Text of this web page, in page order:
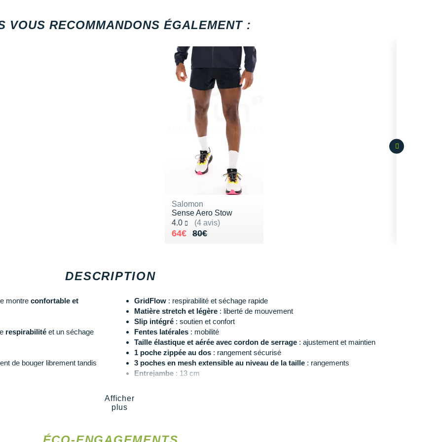
DESCRIPTION
montre confortable et
respirabilité et un séchage
de bouger librement tandis
GridFlow : respirabilité et séchage rapide
Matière stretch et légère: liberté de mouvement
Slip intégré: soutien et confort
Fentes latérales: mobilité
Taille élastique et aérée avec cordon de serrage: ajustement et maintien
1 poche zippée au dos : rangement sécurisé
3 poches en mesh extensible au niveau de la taille: rangements
Entrejambe: 13 cm
paire idéale qui permettra de vous dépasser même sur les sentiers les plus accidentés !
Notre mannequin Julien, mesure 1m78 et porte une taille M.
Afficher
plus
VOUS RECOMMANDONS ÉGALEMENT :
Salomon
Sense Aero Stow
4.0
(4 avis)
Noté 4.0 sur 5
80€
Au lieu de 80€
64€
Vendu 64€